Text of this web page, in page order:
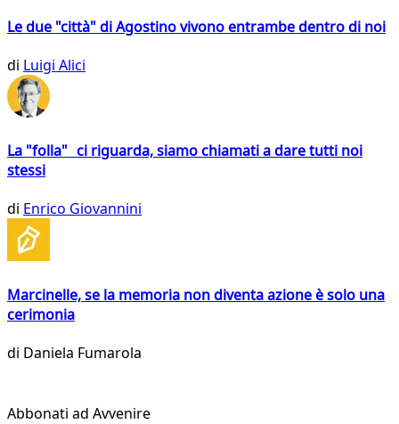
Le due "città" di Agostino vivono entrambe dentro di noi
di Luigi Alici
La "folla" ci riguarda, siamo chiamati a dare tutti noi
stessi
di Enrico Giovannini
Marcinelle, se la memoria non diventa azione è solo una
cerimonia
di Daniela Fumarola
Abbonati ad Avvenire